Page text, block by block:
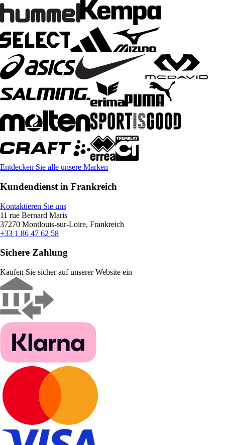
Entdecken Sie alle unsere Marken
Kundendienst in Frankreich
Kontaktieren Sie uns
11 rue Bernard Maris
37270 Montlouis-sur-Loire, Frankreich
+33 1 86 47 62 58
Sichere Zahlung
Kaufen Sie sicher auf unserer Website ein